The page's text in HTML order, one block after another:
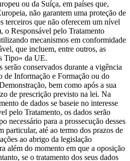
ou da Suíça, em países que,
não garantem uma proteção de
terceiros que não oferecem um nível
o Responsável pelo Tratamento
mecanismos em conformidade
que incluem, entre outros, as
Tipo» da UE.
serão conservados durante a vigência
de Informação e Formação ou do
bem como após a sua
de prescrição previsto na lei. Na
de dados se baseie no interesse
pelo Tratamento, os dados serão
necessário para a prossecução desses
particular, até ao termo dos prazos de
ao abrigo da legislação
além do momento em que a oposição
se o tratamento dos seus dados